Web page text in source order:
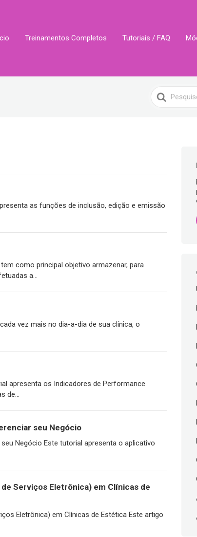
Treinamentos Completos Tutoriais / FAQ
Search
For
as funções de inclusão, edição e emissão
como principal objetivo armazenar, para
a...
vez mais no dia-a-dia de sua clínica, o
apresenta os Indicadores de Performance
de...
seu Negócio
Negócio Este tutorial apresenta o aplicativo
Serviços Eletrônica) em Clínicas de
Eletrônica) em Clínicas de Estética Este artigo